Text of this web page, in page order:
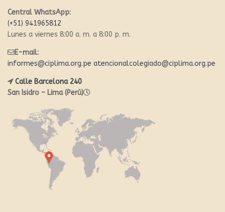
Central WhatsApp:
(+51) 941965812
Lunes a viernes 8:00 a. m. a 8:00 p. m.
E-mail:
informes@ciplima.org.pe atencionalcolegiado@ciplima.org.pe
Calle Barcelona 240
San Isidro – Lima (Perú)